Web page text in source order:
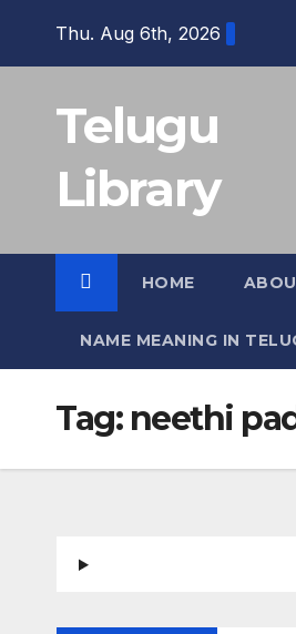
Thu. Aug 6th, 2026
Telugu
Library
HOME
NAME MEANING IN
Tag: neethi